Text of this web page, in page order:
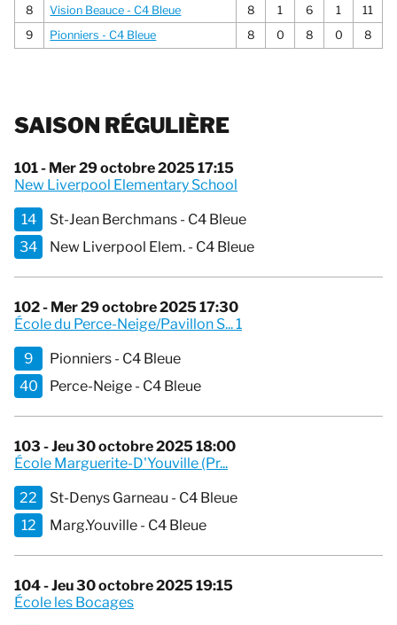
8
Vision Beauce - C4 Bleue 8 1 6 1
11
9
Pionniers - C4 Bleue 8 0 8 0 8
SAISON RÉGULIÈRE
101 - Mer 29 octobre 2025 17:15
New Liverpool Elementary School
14
St-Jean Berchmans - C4 Bleue
34
New Liverpool Elem. - C4 Bleue
102 - Mer 29 octobre 2025 17:30
École du Perce-Neige/Pavillon S... 1
9
Pionniers - C4 Bleue
40
Perce-Neige - C4 Bleue
103 - Jeu 30 octobre 2025 18:00
École Marguerite-D'Youville (Pr...
22
St-Denys Garneau - C4 Bleue
12
Marg.Youville - C4 Bleue
104 - Jeu 30 octobre 2025 19:15
École les Bocages